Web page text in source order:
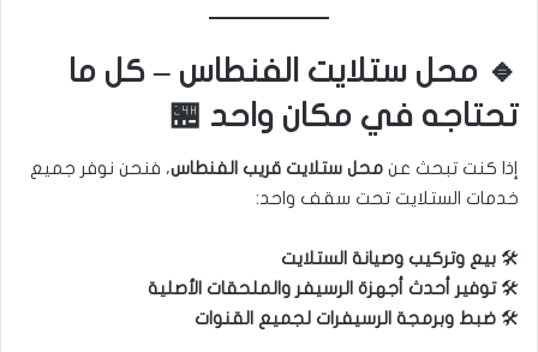
🔹 محل ستلايت الفنطاس – كل ما
تحتاجه في مكان واحد 🏪
إذا كنت تبحث عن محل ستلايت قريب الفنطاس، فنحن نوفر جميع
خدمات الستلايت تحت سقف واحد:
🛠 بيع وتركيب وصيانة الستلايت
🛠توفير أحدث أجهزة الرسيفر والملحقات الأصلية
🛠 ضبط وبرمجة الرسيفرات لجميع القنوات